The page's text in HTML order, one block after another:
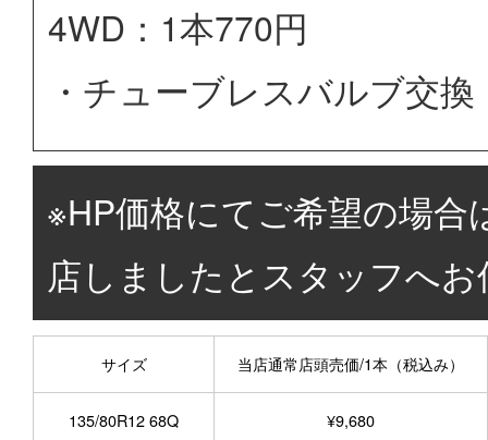
4WD：1本770円
・チューブレスバルブ交
※HP価格にてご希望の場合
店しましたとスタッフへ
サイズ 当店通常店頭売価/1本（税込み）
135/80R12 68Q ¥9,680